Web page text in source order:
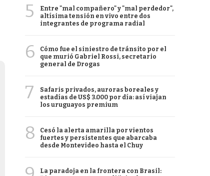
5
Entre "mal compañero" y "mal perdedor",
altísima tensión en vivo entre dos
integrantes de programa radial
6
Cómo fue el siniestro de tránsito por el
que murió Gabriel Rossi, secretario
general de Drogas
7
Safaris privados, auroras boreales y
estadías de US$ 3.000 por día: así viajan
los uruguayos premium
8
Cesó la alerta amarilla por vientos
fuertes y persistentes que abarcaba
desde Montevideo hasta el Chuy
La paradoja en la frontera con Brasil: